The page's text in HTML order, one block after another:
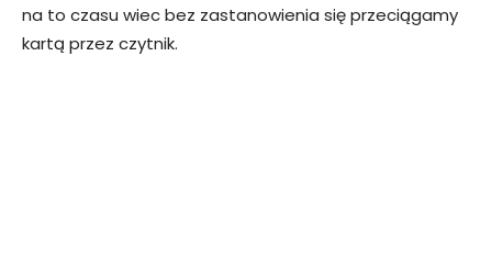
na to czasu wiec bez zastanowienia się przeciągamy
kartą przez czytnik.